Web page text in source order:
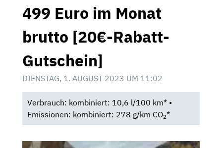
499 Euro im Monat
brutto [20€-Rabatt-
Gutschein]
DIENSTAG, 1. AUGUST 2023 UM 11:02
Verbrauch: kombiniert: 10,6 l/100 km* •
Emissionen: kombiniert: 278 g/km CO2*